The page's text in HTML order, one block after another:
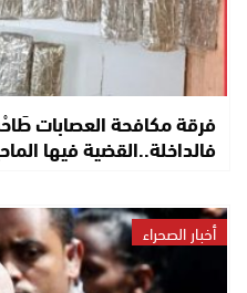
فالداخلة..القضية فيها
أخبار الصحراء